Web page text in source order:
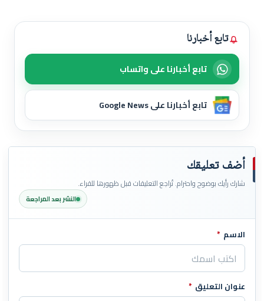
تابع أخبارنا
تابع أخبارنا على واتساب
تابع أخبارنا على Google News
أضف تعليقك
شارك رأيك بوضوح واحترام. تُراجع التعليقات قبل ظهورها للقراء.
النشر بعد المراجعة
اترك هذا الحقل فارغاً
الاسم *
عنوان التعليق *